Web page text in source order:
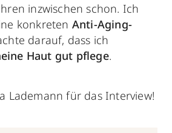
inzwischen schon. Ich
konkreten Anti-Aging-
darauf, dass ich
Haut gut pflege.
Lademann für das Interview!